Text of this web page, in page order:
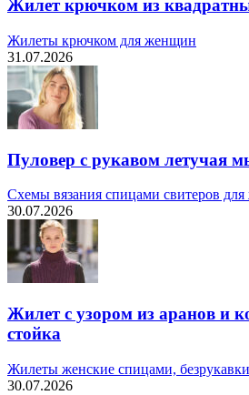
Жилет крючком из
Жилеты крючком для женщин
31.07.2026
Пуловер с рукавом летучая
Схемы вязания спицами свитеров
30.07.2026
Жилет с узором из аранов и
стойка
Жилеты женские спицами,
30.07.2026